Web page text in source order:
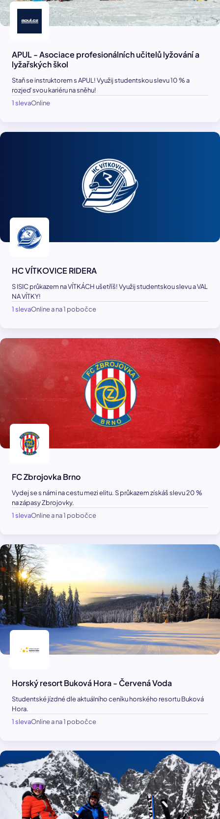
APUL - Asociace profesionálních učitelů lyžování a
lyžařských škol
Staň se instruktorem s APUL! Využij studentskou slevu 10 % a
rozjeď svou kariéru na sněhu!
1 slevaOnline
HC VÍTKOVICE RIDERA
S ISIC průkazem na VÍTKÁCH ušetříš! Využij studentskou slevu a VAL
NA VÍTKY!
1 slevaOnline a na 1 pobočce
FC Zbrojovka Brno
Vydej se s námi na cestu mezi elitu. S průkazem získáš slevu 20 %
na zápasy Zbrojovky.
1 slevaOnline a na 1 pobočce
Horský resort Buková Hora - Červená Voda
Studentské jízdné dle aktuálního ceníku horského resortu Buková
Hora.
1 slevaOnline a na 1 pobočce